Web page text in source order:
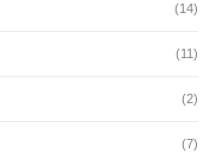
(14)
(11)
(2)
(7)